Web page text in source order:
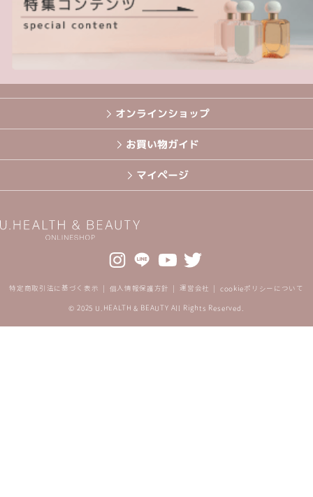
オンラインショップ
お買い物ガイド
マイページ
© 2025 U.HEALTH & BEAUTY All Rights Reserved.
特定商取引法に基づく表示 個人情報保護方針 運営会社 cookieポリシーについて